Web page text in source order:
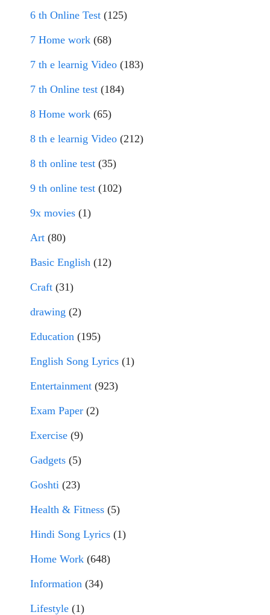
6 th Online Test (125)
7 Home work (68)
7 th e learnig Video (183)
7 th Online test (184)
8 Home work (65)
8 th e learnig Video (212)
8 th online test (35)
9 th online test (102)
9x movies (1)
Art (80)
Basic English (12)
Craft (31)
drawing (2)
Education (195)
English Song Lyrics (1)
Entertainment (923)
Exam Paper (2)
Exercise (9)
Gadgets (5)
Goshti (23)
Health & Fitness (5)
Hindi Song Lyrics (1)
Home Work (648)
Information (34)
Lifestyle (1)